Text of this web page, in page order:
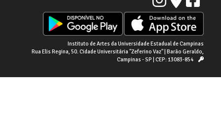
Instituto de Artes da Universidade Estadual de Campinas
Rua Elis Regina, 50. Cidade Universitária "Zeferino Vaz" | Barão Geraldo,
Campinas - SP | CEP: 13083-854